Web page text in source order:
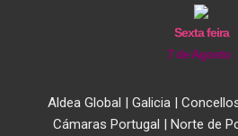
Sexta feira
7 de Agosto
Aldea Global | Galicia|
Cámaras Portugal | Norte de